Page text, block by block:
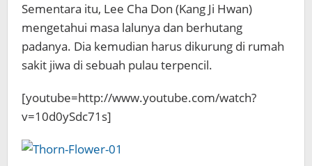
Sementara itu, Lee Cha Don (Kang Ji Hwan)
mengetahui masa lalunya dan berhutang
padanya. Dia kemudian harus dikurung di rumah
sakit jiwa di sebuah pulau terpencil.
[youtube=http://www.youtube.com/watch?
v=10d0ySdc71s]